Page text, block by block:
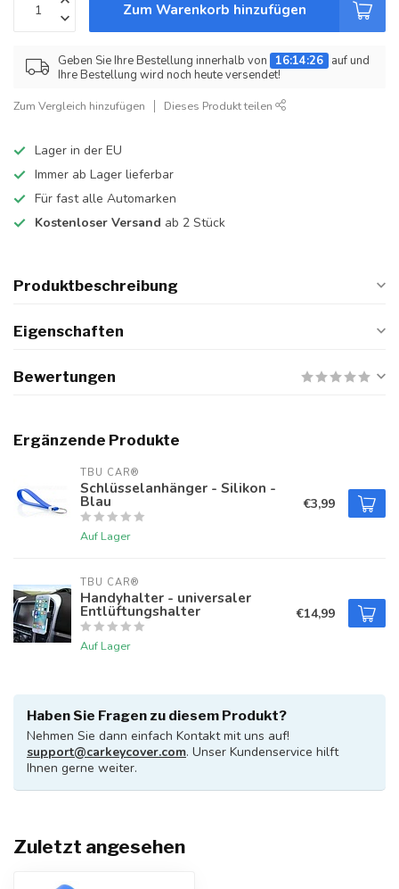
Zum Warenkorb hinzufügen
Geben Sie Ihre Bestellung innerhalb von 16:14:26 auf und
Ihre Bestellung wird noch heute versendet!
Zum Vergleich hinzufügen Dieses Produkt teilen
Lager in der EU
Immer ab Lager lieferbar
Für fast alle Automarken
Kostenloser Versand ab 2 Stück
Produktbeschreibung
Eigenschaften
Bewertungen
Ergänzende Produkte
TBU CAR®
Schlüsselanhänger - Silikon -
Blau
Auf Lager
€3,99
TBU CAR®
Handyhalter - universaler
Entlüftungshalter
Auf Lager
€14,99
Haben Sie Fragen zu diesem Produkt?
Nehmen Sie dann einfach Kontakt mit uns auf!
support@carkeycover.com. Unser Kundenservice hilft
Ihnen gerne weiter.
Zuletzt angesehen